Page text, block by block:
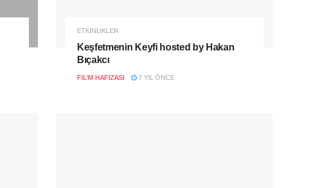
ETKINLIKLER
Keşfetmenin Keyfi hosted by Hakan
Bıçakcı
FIL'M HAFIZASI 7 YIL ÖNCE